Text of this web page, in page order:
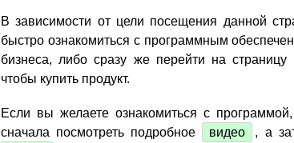
В зависимости от цели посещения данной
быстро ознакомиться с программным
бизнеса, либо сразу же перейти на
чтобы купить продукт.
Если вы желаете ознакомиться с
сначала посмотреть подробное
видео , а